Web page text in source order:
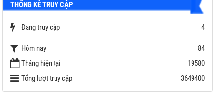
Điện áp PV tối đa: 600 V
Dòng sạc/xả tối đa: 220 A / 220 A
Bảo hành: 7 năm ( 10 năm với combo Battery SOLAX )
THỐNG KÊ TRUY CẬP
Đang truy cập 4
Hôm nay
84
Tháng hiện tại
19580
Tổng lượt truy cập
3649400